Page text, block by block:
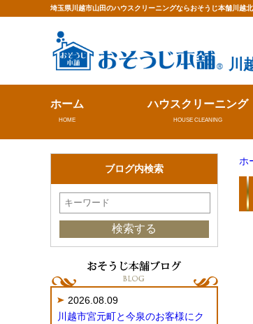
埼玉県川越市山田のハウスクリーニングならおそうじ本舗川越北
川
ホーム
HOME
ハウスクリーニング
HOUSE CLEANING
ホ
ブログ内検索
2026.08.09
川越市宮元町と今泉のお客様にク